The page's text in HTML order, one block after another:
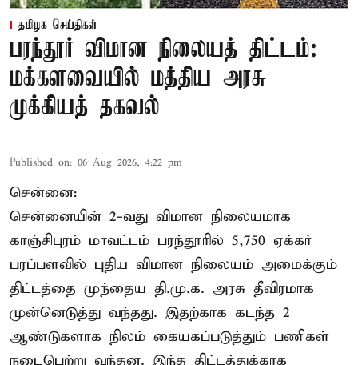
தமிழக செய்திகள்
பரந்தூர் விமான நிலையத் திட்டம்:
மக்களவையில் மத்திய அரசு
முக்கியத் தகவல்
Published on: 06 Aug 2026, 4:22 pm
சென்னை:
சென்னையின் 2-வது விமான நிலையமாக
காஞ்சிபுரம் மாவட்டம் பரந்தூரில் 5,750 ஏக்கர்
பரப்பளவில் புதிய விமான நிலையம் அமைக்கும்
திட்டத்தை முந்தைய தி.மு.க. அரசு தீவிரமாக
முன்னெடுத்து வந்தது. இதற்காக கடந்த 2
ஆண்டுகளாக நிலம் கையகப்படுத்தும் பணிகள்
நடைபெற்று வந்தன. இந்த திட்டத்துக்காக